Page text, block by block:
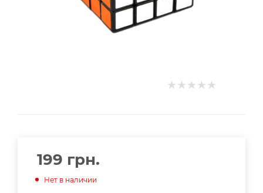
199 грн.
Нет в наличии